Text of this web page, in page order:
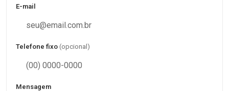
E-mail
Telefone fixo (opcional)
Mensagem